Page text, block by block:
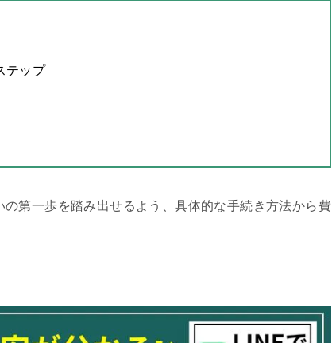
テップ
第一歩を踏み出せるよう、具体的な手続き方法から費